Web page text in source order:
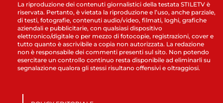
La riproduzione dei contenuti giornalistici della testata STILETV è
riservata. Pertanto, è vietata la riproduzione e l’uso, anche parziale,
di testi, fotografie, contenuti audio/video, filmati, loghi, grafiche
aziendali e pubblicitarie, con qualsiasi dispositivo
elettronico/digitale o per mezzo di fotocopie, registrazioni, cover e
tutto quanto è ascrivibile a copia non autorizzata. La redazione
non è responsabile dei commenti presenti sul sito. Non potendo
esercitare un controllo continuo resta disponibile ad eliminarli su
segnalazione qualora gli stessi risultano offensivi e oltraggiosi.